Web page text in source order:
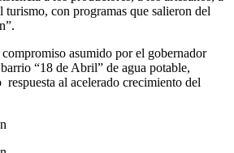
turismo, con programas que salieron del
asumido por el gobernador
“18 de Abril” de agua potable,
respuesta al acelerado crecimiento del